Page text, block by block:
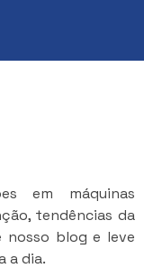
em máquinas
tendências da
nosso blog e leve
a dia.